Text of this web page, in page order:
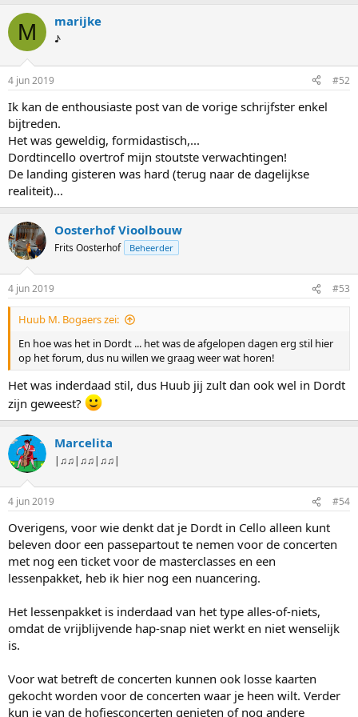
r
e
n
e
n
:
M marijke
♪
4 jun 2019 #52
Ik kan de enthousiaste post van de vorige schrijfster enkel
bijtreden.
Het was geweldig, formidastisch,...
Dordtincello overtrof mijn stoutste verwachtingen!
De landing gisteren was hard (terug naar de dagelijkse
realiteit)...
Oosterhof Vioolbouw
Frits Oosterhof Beheerder
4 jun 2019 #53
Huub M. Bogaers zei:
En hoe was het in Dordt ... het was de afgelopen dagen erg stil hier
op het forum, dus nu willen we graag weer wat horen!
Het was inderdaad stil, dus Huub jij zult dan ook wel in Dordt
zijn geweest?
Marcelita
|♫♫|♫♫|♫♫|
4 jun 2019 #54
Overigens, voor wie denkt dat je Dordt in Cello alleen kunt
beleven door een passepartout te nemen voor de concerten
met nog een ticket voor de masterclasses en een
lessenpakket, heb ik hier nog een nuancering.
Het lessenpakket is inderdaad van het type alles-of-niets,
omdat de vrijblijvende hap-snap niet werkt en niet wenselijk
is.
Voor wat betreft de concerten kunnen ook losse kaarten
gekocht worden voor de concerten waar je heen wilt. Verder
kun je van de hofjesconcerten genieten of nog andere